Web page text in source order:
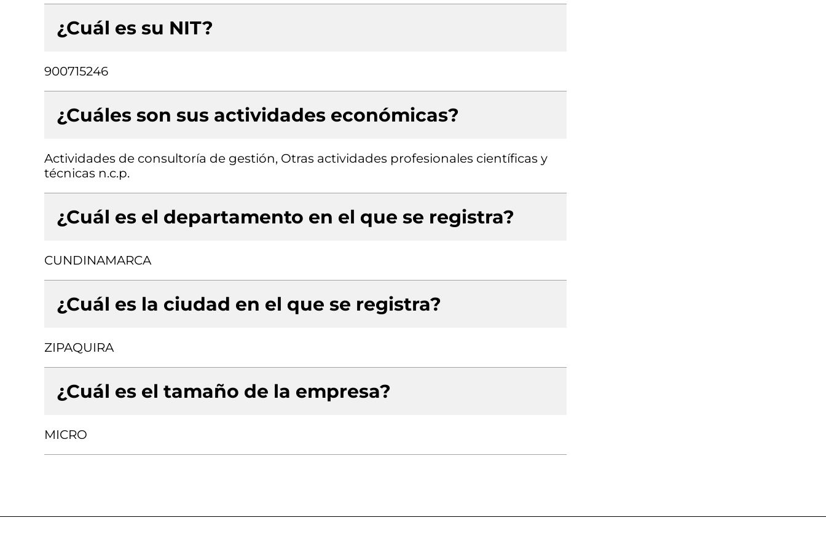
¿Cuál es su NIT?
900715246
¿Cuáles son sus actividades económicas?
Actividades de consultoría de gestión, Otras actividades profesionales científicas y
técnicas n.c.p.
¿Cuál es el departamento en el que se registra?
CUNDINAMARCA
¿Cuál es la ciudad en el que se registra?
ZIPAQUIRA
¿Cuál es el tamaño de la empresa?
MICRO